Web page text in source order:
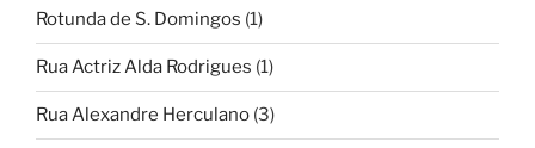
Rotunda de S. Domingos (1)
Rua Actriz Alda Rodrigues (1)
Rua Alexandre Herculano (3)